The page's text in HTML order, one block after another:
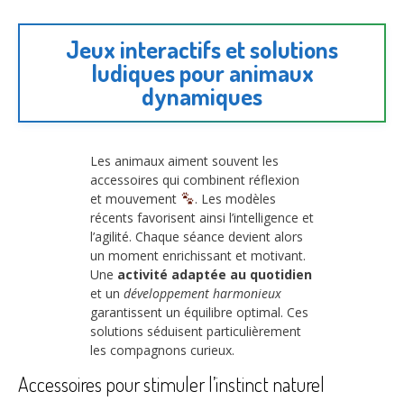
Jeux interactifs et solutions
ludiques pour animaux
dynamiques
Les animaux aiment souvent les
accessoires qui combinent réflexion
et mouvement
. Les modèles
récents favorisent ainsi l’intelligence et
l’agilité. Chaque séance devient alors
un moment enrichissant et motivant.
Une activité adaptée au quotidien
et un développement harmonieux
garantissent un équilibre optimal. Ces
solutions séduisent particulièrement
les compagnons curieux.
Accessoires pour stimuler l’instinct naturel